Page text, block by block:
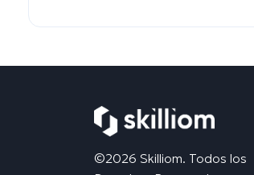
©2026 Skilliom. Todos los